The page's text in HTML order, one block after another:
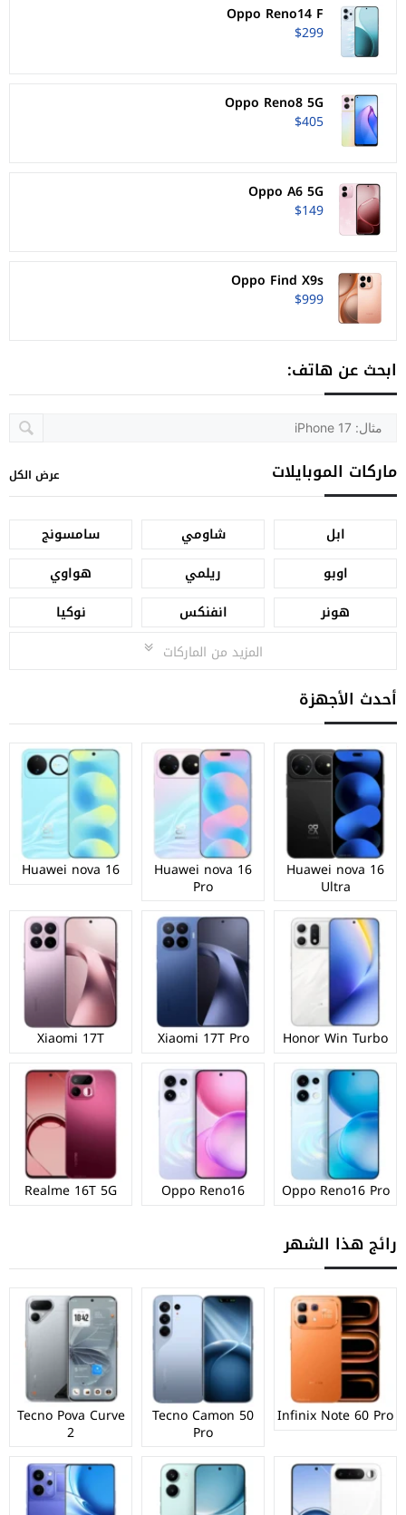
Oppo Reno14 F
$299
Oppo Reno8 5G
$405
Oppo A6 5G
$149
Oppo Find X9s
$999
ابحث عن هاتف:
ماركات الموبايلات عرض الكل
ابل شاومي
سامسونج
اوبو
ريلمي
هواوي
هونر
انفنكس
نوكيا
المزيد من الماركات
أحدث الأجهزة
Huawei nova 16
Ultra
Huawei nova 16
Pro
Huawei nova 16
Honor Win Turbo
Xiaomi 17T Pro
Xiaomi 17T
Oppo Reno16 Pro
Oppo Reno16
Realme 16T 5G
رائج هذا الشهر
Infinix Note 60 Pro
Tecno Camon 50
Pro
Tecno Pova Curve
2